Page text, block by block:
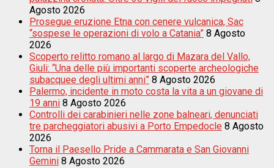
Agosto 2026
Prosegue eruzione Etna con cenere vulcanica, Sac
“sospese le operazioni di volo a Catania” 8 Agosto
2026
Scoperto relitto romano al largo di Mazara del Vallo,
Giuli: “Una delle più importanti scoperte archeologiche
subacquee degli ultimi anni” 8 Agosto 2026
Palermo, incidente in moto costa la vita a un giovane di
19 anni 8 Agosto 2026
Controlli dei carabinieri nelle zone balneari, denunciati
tre parcheggiatori abusivi a Porto Empedocle 8 Agosto
2026
Torna il Paesello Pride a Cammarata e San Giovanni
Gemini 8 Agosto 2026